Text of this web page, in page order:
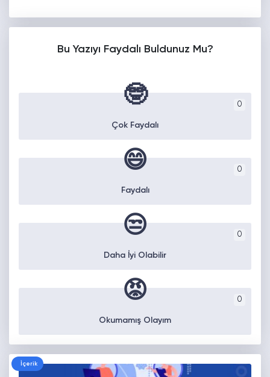
Bu Yazıyı Faydalı Buldunuz Mu?
0
🤓
Çok Faydalı
0
😄
Faydalı
0
😒
Daha İyi Olabilir
0
😡
Okumamış Olayım
İçerik